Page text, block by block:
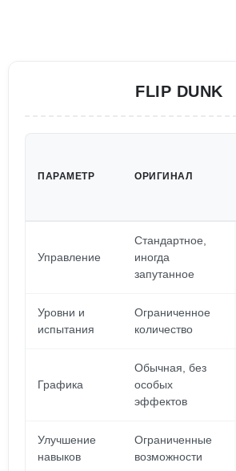
FLIP DUNK
ПАРАМЕТР ОРИГИНАЛ
Управление
Стандартное,
иногда
запутанное
Уровни и
испытания
Ограниченное
количество
Графика
Обычная, без
особых
эффектов
Улучшение
навыков
Ограниченные
возможности